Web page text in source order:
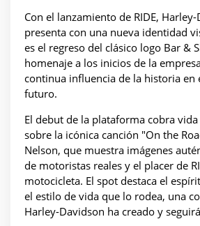
Con el lanzamiento de RIDE,
presenta con una nueva identidad
es el regreso del clásico logo Bar &
homenaje a los inicios de la
continua influencia de la historia en
futuro.
El debut de la plataforma cobra
sobre la icónica canción "On the
Nelson, que muestra imágenes
de motoristas reales y el placer de
motocicleta. El spot destaca el
el estilo de vida que lo rodea, una
Harley-Davidson ha creado y